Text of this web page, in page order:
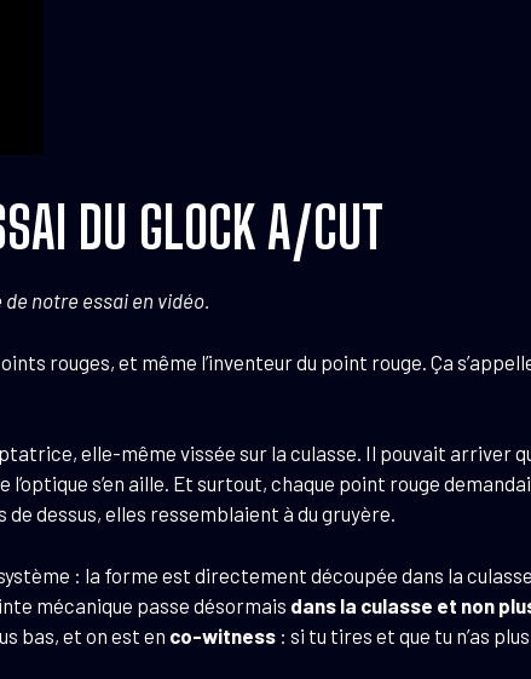
DU GLOCK A/CUT
de notre essai en vidéo.
rouges, et même l’inventeur du point rouge. Ça s’appelle
elle-même vissée sur la culasse. Il pouvait arriver
s’en aille. Et surtout, chaque point rouge
dessus, elles ressemblaient à du gruyère.
: la forme est directement découpée dans la
mécanique passe désormais dans la culasse et non
bas, et on est en co-witness : si tu tires et que tu n’as